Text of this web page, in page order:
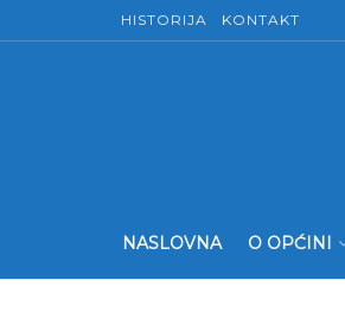
HISTORIJA KONTAKT
NASLOVNA O OPĆINI